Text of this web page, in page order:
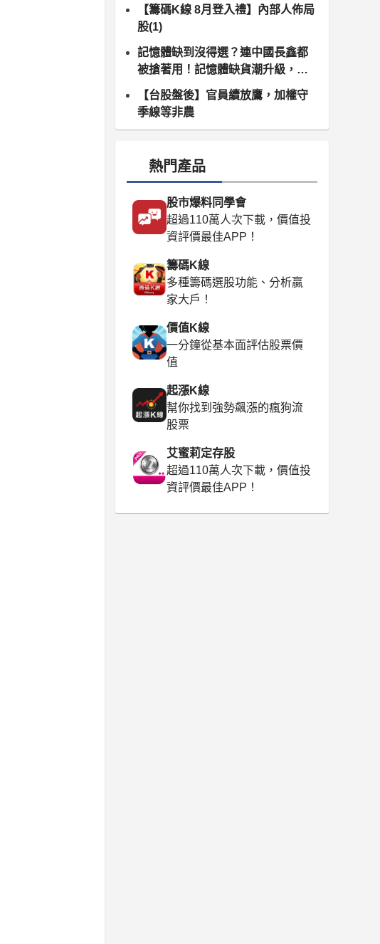
【籌碼K線 8月登入禮】內部人佈局
股(1)
記憶體缺到沒得選？連中國長鑫都
被搶著用！記憶體缺貨潮升級，南
亞科、群聯領軍噴發
【台股盤後】官員續放鷹，加權守
季線等非農
熱門產品
股市爆料同學會
超過110萬人次下載，價值投
資評價最佳APP！
籌碼K線
多種籌碼選股功能、分析贏
家大戶！
價值K線
一分鐘從基本面評估股票價
值
起漲K線
幫你找到強勢飆漲的瘋狗流
股票
艾蜜莉定存股
超過110萬人次下載，價值投
資評價最佳APP！